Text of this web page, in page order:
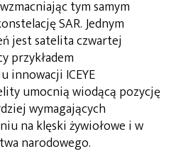
tym samym
SAR. Jednym
jest satelita czwartej
przykładem
innowacji ICEYE
umocnią wiodącą pozycję
wymagających
na klęski żywiołowe i w
narodowego.